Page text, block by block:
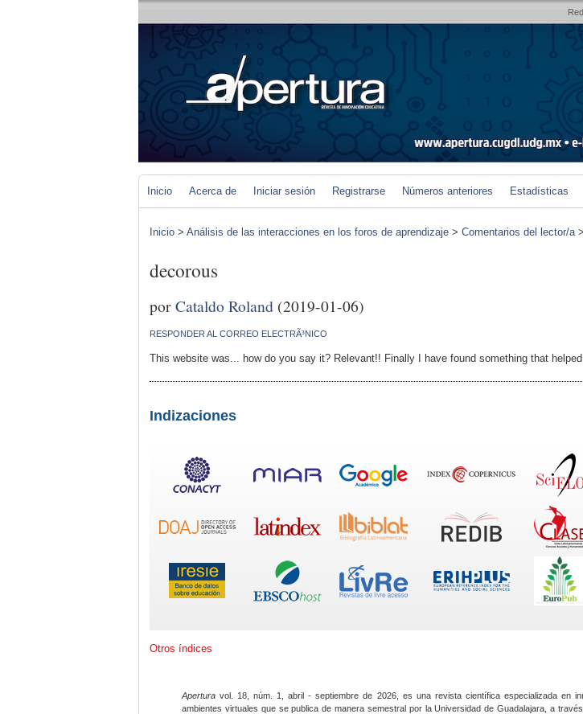
Inicio Acerca de Iniciar sesión Registrarse Números anteriores Estadísticas
Inicio > Análisis de las interacciones en los foros de aprendizaje > Comentarios del lector/a>
decorous
porCataldo Roland (2019-01-06)
RESPONDER AL CORREO ELECTRÃ³NICO
This website was... how do you say it? Relevant!! Finally I have found something that
Indizaciones
Otros índices
Apertura vol. 18, núm. 1, abril - septiembre de 2026, es una revista científica especializada en
ambientes virtuales que se publica de manera semestral por la Universidad de Guadalajara, a